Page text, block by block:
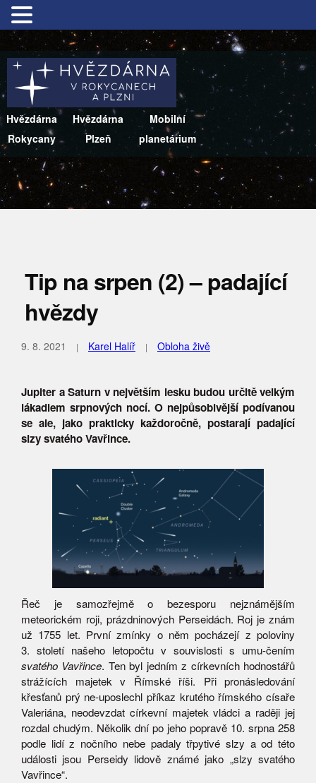
Hvězdárna
Rokycany
Hvězdárna
Plzeň
Mobilní
planetárium
Tip na srpen (2) – padající
hvězdy
9. 8. 2021 Karel Halíř Obloha živě
Jupiter a Saturn v největším lesku budou určitě velkým
lákadlem srpnových nocí. O nejpůsobivější podívanou
se ale, jako prakticky každoročně, postarají padající
slzy svatého Vavřince.
Řeč je samozřejmě o bezesporu nejznámějším
meteorickém roji, prázdninových Perseidách. Roj je znám
už 1755 let. První zmínky o něm pocházejí z poloviny
3. století našeho letopočtu v souvislosti s umu-čením
svatého Vavřince. Ten byl jedním z církevních hodnostářů
strážících majetek v Římské říši. Při pronásledování
křesťanů prý ne-uposlechl příkaz krutého římského císaře
Valeriána, neodevzdat církevní majetek vládci a raději jej
rozdal chudým. Několik dní po jeho popravě 10. srpna 258
podle lidí z nočního nebe padaly třpytivé slzy a od této
události jsou Perseidy lidově známé jako „slzy svatého
Vavřince“.